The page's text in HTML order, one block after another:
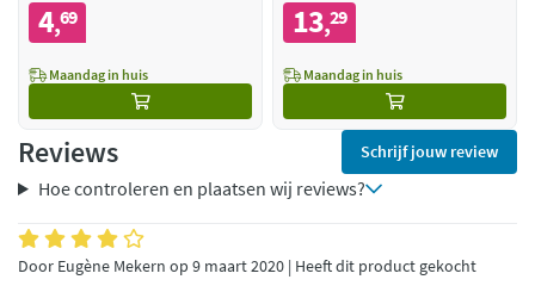
4,69
Maandag in huis
13,29
Maandag in huis
Reviews Schrijf jouw review
Hoe controleren en plaatsen wij reviews?
Door Eugène Mekern op 9 maart 2020 | Heeft dit product gekocht